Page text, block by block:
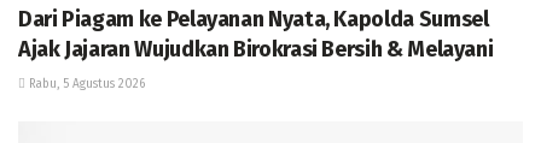
Dari Piagam ke Pelayanan Nyata, Kapolda Sumsel
Ajak Jajaran Wujudkan Birokrasi Bersih & Melayani
Rabu, 5 Agustus 2026